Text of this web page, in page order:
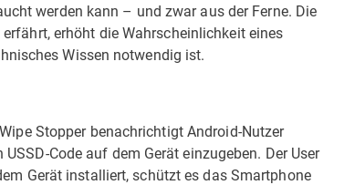
werden kann – und zwar aus der Ferne. Die
erhöht die Wahrscheinlichkeit eines
Wissen notwendig ist.
Stopper benachrichtigt Android-Nutzer
Code auf dem Gerät einzugeben. Der User
Gerät installiert, schützt es das Smartphone